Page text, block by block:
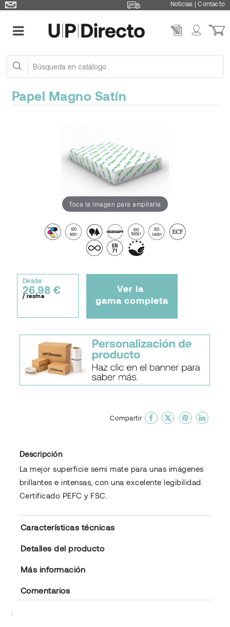
Noticias |Contacto
Papel Magno Satín
Toca la imagen para ampliarla
Desde
26,98 €
/ resma
Ver la
gama completa
Compartir
Descripción
La mejor superficie semi mate para unas imágenes
brillantes e intensas, con una excelente legibilidad.
Certificado PEFC y FSC.
Características técnicas
Detalles del producto
Más información
Comentarios